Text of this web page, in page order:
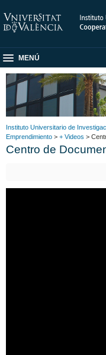
MENÚ
Instituto Universitario de
Emprendimiento > + Videos >
Centro de